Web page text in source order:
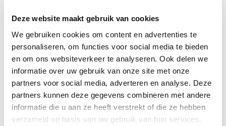
Deze website maakt gebruik van cookies
We gebruiken cookies om content en advertenties te
personaliseren, om functies voor social media te bieden
en om ons websiteverkeer te analyseren. Ook delen we
informatie over uw gebruik van onze site met onze
partners voor social media, adverteren en analyse. Deze
partners kunnen deze gegevens combineren met andere
informatie die u aan ze heeft verstrekt of die ze hebben
verzameld op basis van uw gebruik van hun services.
Tijd om je motivatiebrief te schrijven. Enne,
vergeet je cv niet... Richt je brief aan je
contactpersoon en noem ook even dat je
hierover telefonisch contact hebt gehad.
Zit je al een week te nagelbijten en heb je
nog niets gehoord? Geen zorgen, dat is vrij
normaal. Bel gewoon even (ja echt, niet
mailen) om te vragen of de brief ontvangen is
– daarmee vestig je meteen weer de
Altijd als 1e op de hoogte van de
nieuwste vacatures als je een job
alert aanmaakt!